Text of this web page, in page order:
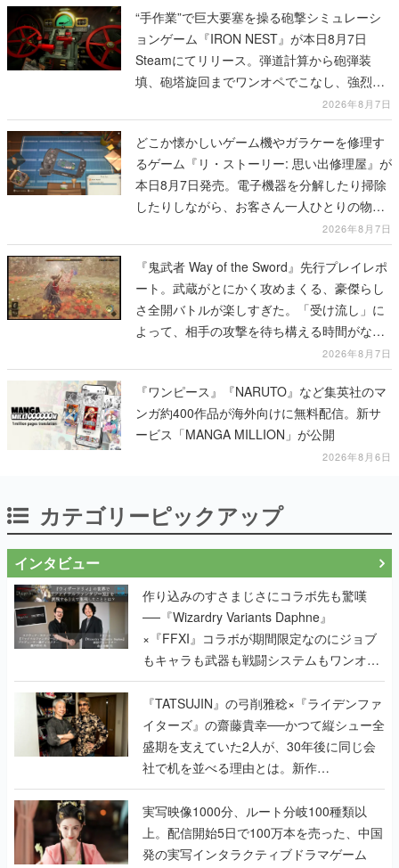
“手作業”で巨大要塞を操る砲撃シミュレーシ
ョンゲーム『IRON NEST』が本日8月7日
Steamにてリリース。弾道計算から砲弾装
填、砲塔旋回までワンオペでこなし、強烈な
一撃をブチかませるロマンある作品2026年8月7日
どこか懐かしいゲーム機やガラケーを修理す
るゲーム『リ・ストーリー: 思い出修理屋』が
本日8月7日発売。電子機器を分解したり掃除
したりしながら、お客さん一人ひとりの物語
2026年8月7日
『鬼武者 Way of the Sword』先行プレイレポ
ート。武蔵がとにかく攻めまくる、豪傑らし
さ全開バトルが楽しすぎた。「受け流し」に
よって、相手の攻撃を待ち構える時間がなく
2026年8月7日
『ワンピース』『NARUTO』など集英社のマ
ンガ約400作品が海外向けに無料配信。新サ
ービス「MANGA MILLION」が公開
2026年8月6日
カテゴリーピックアップ
インタビュー
作り込みのすさまじさにコラボ先も驚嘆
──『Wizardry Variants Daphne』
×『FFXI』コラボが期間限定なのにジョブ
もキャラも武器も戦闘システムもワンオフ
で作り込まれた理由を両ディレクターに聞
く
『TATSUJIN』の弓削雅稔×『ライデンファ
イターズ』の齋藤貴幸──かつて縦シュー全
盛期を支えていた2人が、30年後に同じ会
社で机を並べる理由とは。新作
『TATSUJIN EXTREME』で初タッグを組
んだレジェンド2人に訊く開発秘話
実写映像1000分、ルート分岐100種類以
上。配信開始5日で100万本を売った、中国
発の実写インタラクティブドラマゲーム